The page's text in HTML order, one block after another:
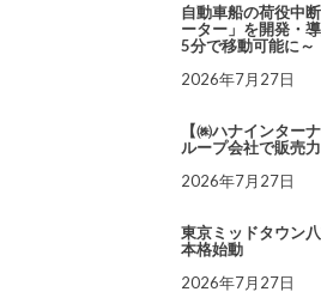
自動車船の荷役中
ーター」を開発・
5分で移動可能に～
2026年7月27日
【㈱ハナインター
ループ会社で販売
2026年7月27日
東京ミッドタウン
本格始動
2026年7月27日